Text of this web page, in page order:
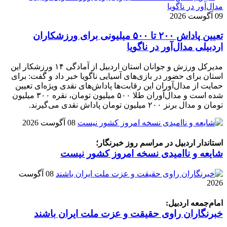
09 آگوست 2026
تعیین پاداش ۲۰۰ تا ۵۰۰ میلیونی برای ورزشکاران
اردبیلی مدال‌آور در ناگویا
مدیرکل ورزش و جوانان استان اردبیل از آمادگی ۱۴ ورزشکار این
استان برای حضور در بازی‌های آسیایی ناگویا خبر داد و گفت: برای
حمایت از مدال‌آوران این رقابت‌ها پاداش‌های نقدی ویژه‌ای تعیین
شده است و مدال‌آوران طلا ۵۰۰ میلیون تومان، نقره ۳۰۰ میلیون
تومان و مدال برنز ۲۰۰ میلیون تومان پاداش نقدی می‌گیرند.
08 آگوست 2026
استاندار اردبیل در مراسم روز خبرنگار؛
شایعه و ناامیدی نسخه امروز کشور نیست
08 آگوست
2026
امام‌جمعه اردبیل:
خبرنگاران راوی حقیقت و عزت ملت ایران باشند